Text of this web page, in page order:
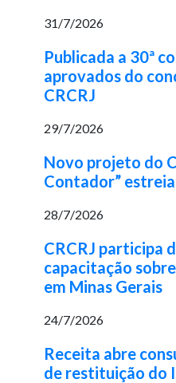
31/7/2026
Publicada a 30ª
aprovados do
CRCRJ
29/7/2026
Novo projeto do
Contador”
28/7/2026
CRCRJ participa
capacitação
em Minas Gerais
24/7/2026
Receita abre
de restituição do